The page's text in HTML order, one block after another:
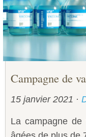
Campagne de
15 janvier 2021 ·
La campagne de